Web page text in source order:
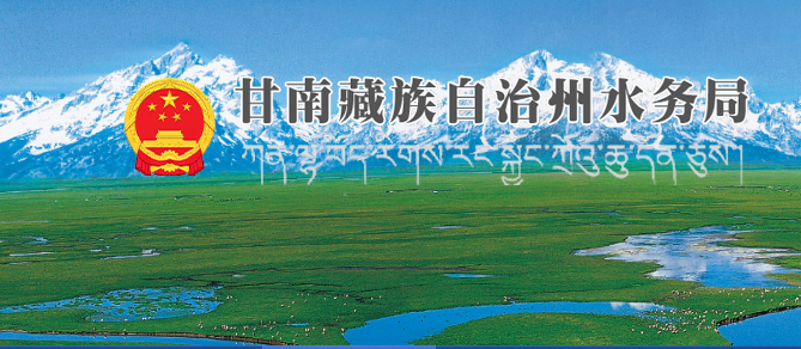
欢
迎
进
入
甘
南
藏
族
自
治
州
水